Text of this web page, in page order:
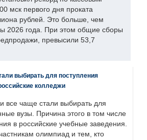
мск первого дня проката
рублей. Это больше, чем
2026 года. При этом общие сборы
превысили 53,7
выбирать для поступления
колледжи
все чаще стали выбирать для
вузы. Причина этого в том числе
в российские учебные заведения.
олимпиад и тем, кто